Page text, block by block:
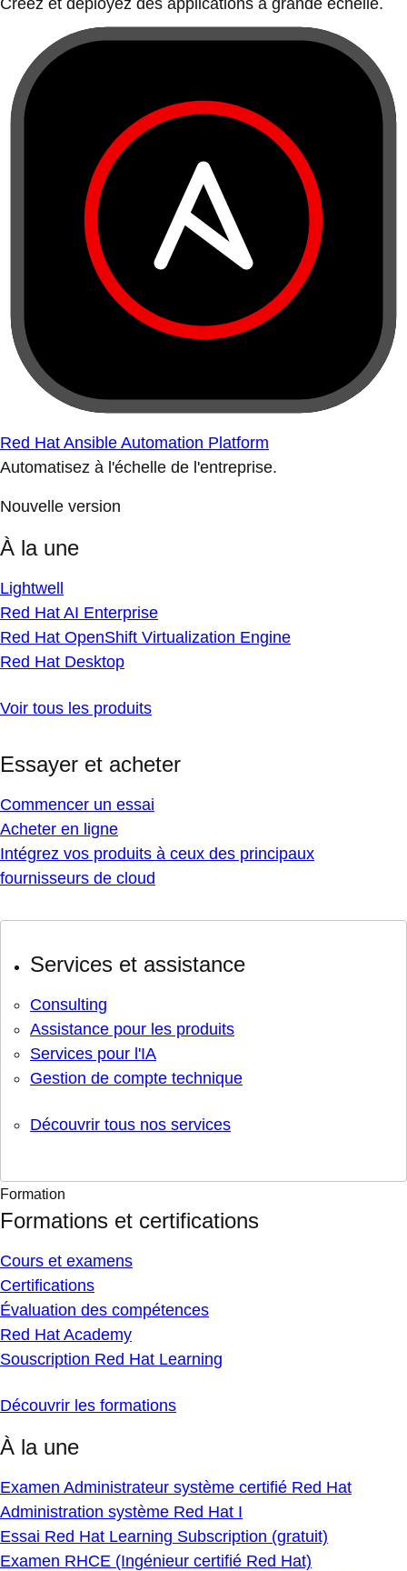
Créez et déployez des applications à grande échelle.
Red Hat Ansible Automation Platform
Automatisez à l'échelle de l'entreprise.
Nouvelle version
À la une
Lightwell
Red Hat AI Enterprise
Red Hat OpenShift Virtualization Engine
Red Hat Desktop
Voir tous les produits
Essayer et acheter
Commencer un essai
Acheter en ligne
Intégrez vos produits à ceux des principaux
fournisseurs de cloud
Services et assistance
Consulting
Assistance pour les produits
Services pour l'IA
Gestion de compte technique
Découvrir tous nos services
Formation
Formations et certifications
Cours et examens
Certifications
Évaluation des compétences
Red Hat Academy
Souscription Red Hat Learning
Découvrir les formations
À la une
Examen Administrateur système certifié Red Hat
Administration système Red Hat I
Essai Red Hat Learning Subscription (gratuit)
Examen RHCE (Ingénieur certifié Red Hat)